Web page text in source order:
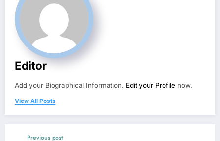
Editor
Add your Biographical Information. Edit your Profile now.
View All Posts
Previous post